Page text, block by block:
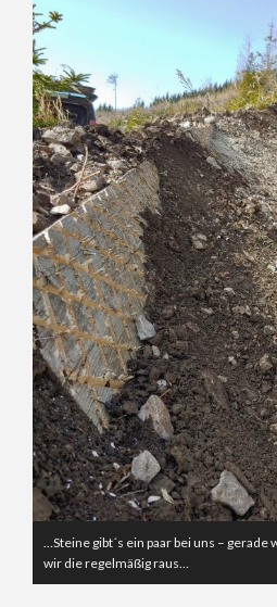
…Steine gibt´s ein paar bei uns –
wir die regelmäßig raus…